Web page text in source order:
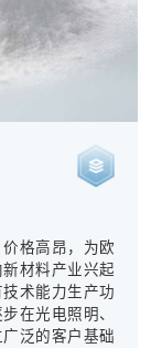
格高昂，为欧
材料产业兴起
术能力生产功
在光电照明、
泛的客户基础